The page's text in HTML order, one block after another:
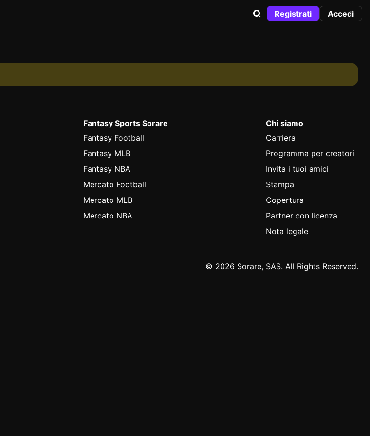
Registrati Accedi
Fantasy Sports Sorare
Fantasy Football
Fantasy MLB
Fantasy NBA
Mercato Football
Mercato MLB
Mercato NBA
Chi siamo
Carriera
Programma per creatori
Invita i tuoi amici
Stampa
Copertura
Partner con licenza
Nota legale
© 2026 Sorare, SAS. All Rights Reserved.